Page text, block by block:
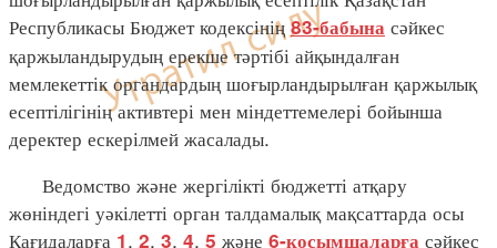
Республикасы Бюджет кодексінің83-бабына сәйкес
қаржыландырудың ерекше тәртібі айқындалған
мемлекеттік органдардың шоғырландырылған қаржылық
есептілігінің активтері мен міндеттемелері бойынша
деректер ескерілмей жасалады.
Ведомство және жергілікті бюджетті атқару
жөніндегі уәкілетті орган талдамалық мақсаттарда осы
Қағидаларға 1, 2, 3, 4, 5 және 6-қосымшаларға сәйкес